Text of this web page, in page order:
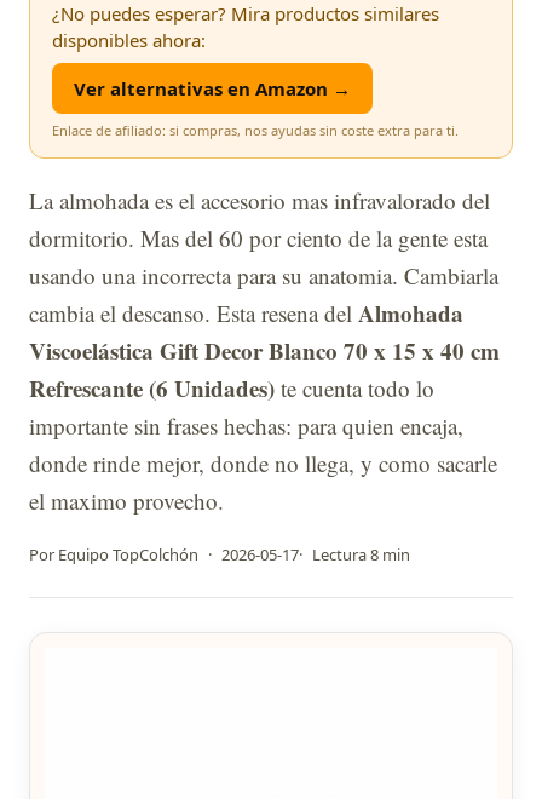
¿No puedes esperar? Mira productos similares
disponibles ahora:
Ver alternativas en Amazon →
Enlace de afiliado: si compras, nos ayudas sin coste extra para ti.
La almohada es el accesorio mas infravalorado del
dormitorio. Mas del 60 por ciento de la gente esta
usando una incorrecta para su anatomia. Cambiarla
cambia el descanso. Esta resena del Almohada
Viscoelástica Gift Decor Blanco 70 x 15 x 40 cm
Refrescante (6 Unidades) te cuenta todo lo
importante sin frases hechas: para quien encaja,
donde rinde mejor, donde no llega, y como sacarle
el maximo provecho.
Por Equipo TopColchón · 2026-05-17· Lectura 8 min